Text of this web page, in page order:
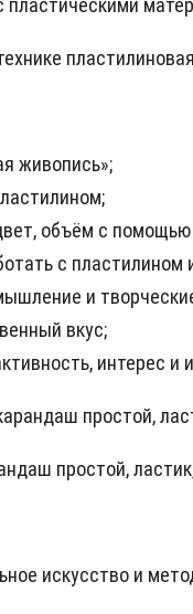
живопись»;
объём с
с пластилином
и
вкус;
интерес и
простой,
простой,
искусство и